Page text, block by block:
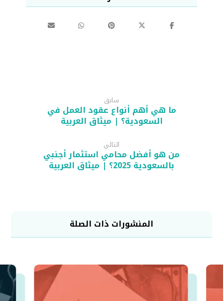
سابق
ما هي أهم أنواع عقود العمل في
السعودية؟ | ميثاق العربية
التالي
من هو أفضل محامي استثمار أجنبي
بالسعودية 2025؟ | ميثاق العربية
المنشورات ذات الصلة